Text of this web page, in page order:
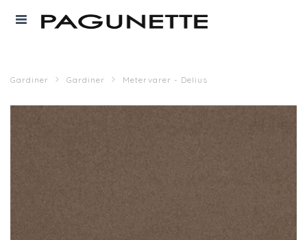
Gardiner Gardiner Metervarer - Delius